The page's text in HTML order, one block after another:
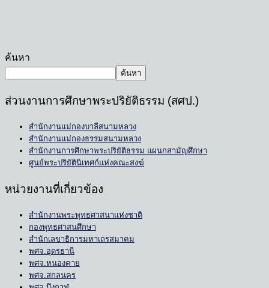
ค้นหา
ค้นหา
ส่วนงานการศึกษาพระปริยัติธรรม (สศป.)
สำนักงานแม่กองบาลีสนามหลวง
สำนักงานแม่กองธรรมสนามหลวง
สำนักงานการศึกษาพระปริยัติธรรม แผนกสามัญศึกษา
ศูนย์พระปริยัตินิเทศก์แห่งคณะสงฆ์
หน่วยงานที่เกี่ยวข้อง
สำนักงานพระพุทธศาสนาแห่งชาติ
กองพุทธศาสนศึกษา
สำนักเลขาธิการมหาเถรสมาคม
พศจ.อุดรธานี
พศจ.หนองคาย
พศจ.สกลนคร